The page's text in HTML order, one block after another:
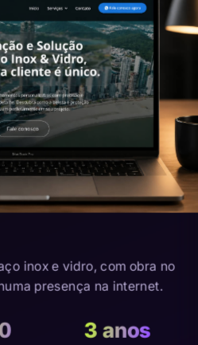
inox e vidro, com obra no
presença na internet.
3 anos